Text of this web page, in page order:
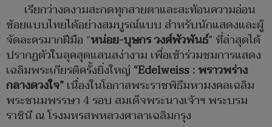
เรียกว่างดงามสะกดทุกสายตาและสะท้อนความอ่อน
ช้อยแบบไทยได้อย่างสมบูรณ์แบบ สำหรับนักแสดงและผู้
จัดละครมากฝีมือ “หน่อย-บุษกร วงศ์พัวพันธ์” ที่ล่าสุดได้
ปรากฏตัวในลุคสุดแสนสง่างาม เพื่อเข้าร่วมชมการแสดง
เฉลิมพระเกียรติครั้งยิ่งใหญ่ “Edelweiss : พราวพร่าง
กลางดวงใจ”เนื่องในโอกาสพระราชพิธีมหามงคลเฉลิม
พระชนมพรรษา 4 รอบ สมเด็จพระนางเจ้าฯ พระบรม
ราชินี ณ โรงมหรสพหลวงศาลาเฉลิมกรุง